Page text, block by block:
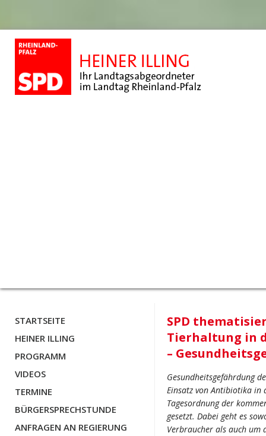
STARTSEITE
HEINER ILLING
PROGRAMM
VIDEOS
TERMINE
BÜRGERSPRECHSTUNDE
ANFRAGEN AN REGIERUNG
SPD
Tierhaltung in
–
Gesundheitsgefährdung
Einsatz von Antibiotika in
Tagesordnung der
gesetzt. Dabei geht es
Verbraucher als auch um